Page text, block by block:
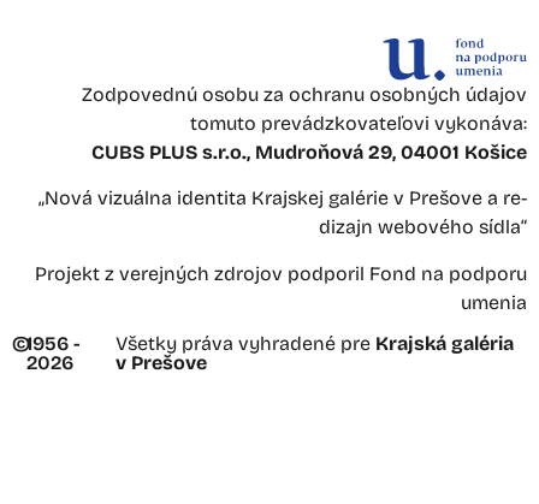
Zodpovednú osobu za ochranu osobných údajov
tomuto prevádzkovateľovi vykonáva:
CUBS PLUS s.r.o., Mudroňová 29, 04001 Košice
„Nová vizuálna identita Krajskej galérie v Prešove a re-
dizajn webového sídla“
Projekt z verejných zdrojov podporil Fond na podporu
umenia
©1956 -
2026
Všetky práva vyhradené pre Krajská galéria
v Prešove